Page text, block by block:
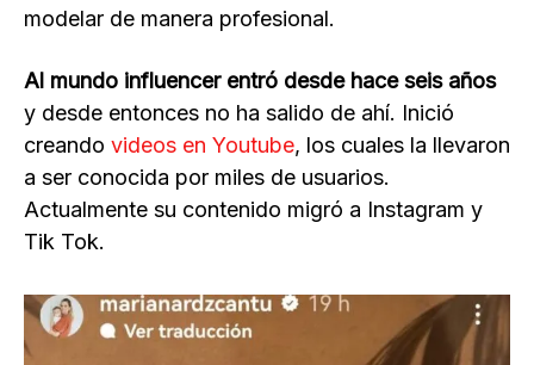
modelar de manera profesional.
Al mundo influencer entró desde hace seis años
y desde entonces no ha salido de ahí. Inició
creando videos en Youtube, los cuales la llevaron
a ser conocida por miles de usuarios.
Actualmente su contenido migró a Instagram y
Tik Tok.